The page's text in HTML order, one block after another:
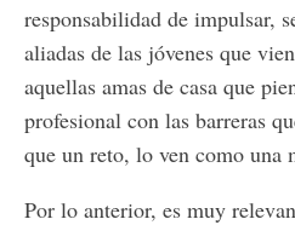
responsabilidad de impulsar,
aliadas de las jóvenes que
aquellas amas de casa que
profesional con las barreras
que un reto, lo ven como una
Por lo anterior, es muy